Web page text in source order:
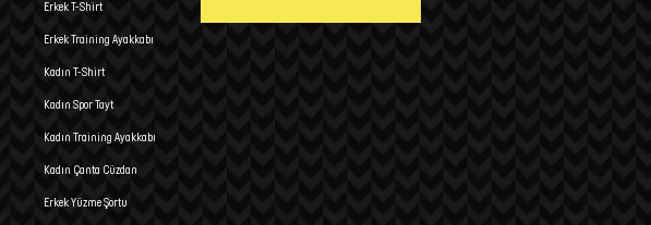
Erkek T-Shirt
Erkek Training Ayakkabı
Kadın T-Shirt
Kadın Spor Tayt
Kadın Training Ayakkabı
Kadın Çanta Cüzdan
Erkek Yüzme Şortu